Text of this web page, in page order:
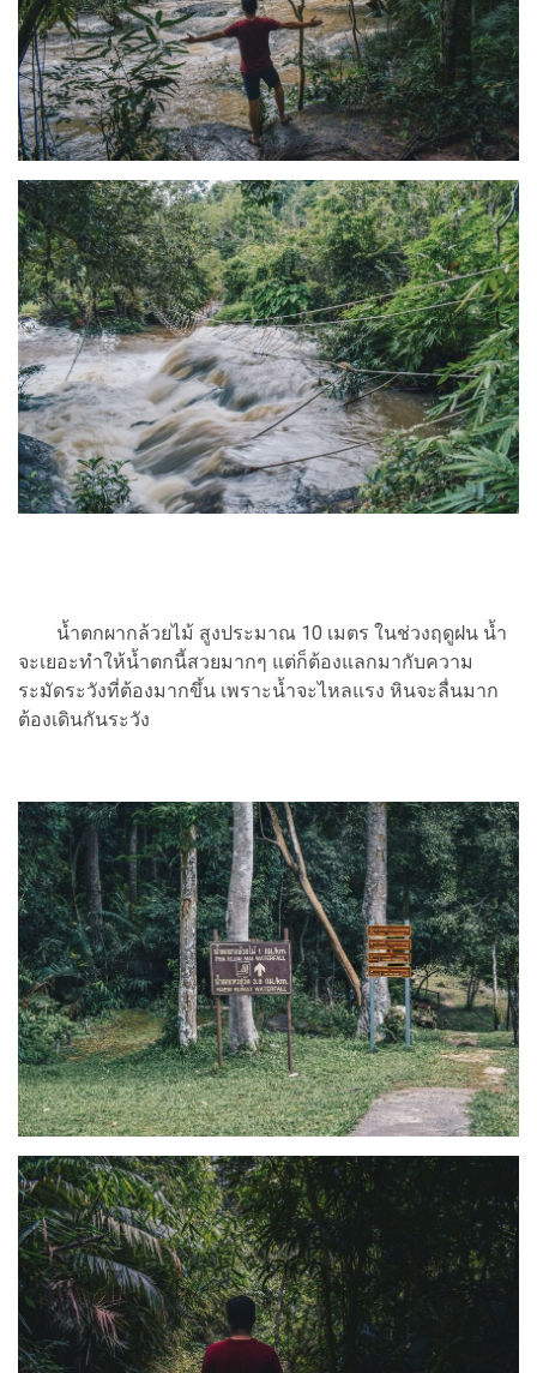
น้ำตกผากล้วยไม้ สูงประมาณ 10 เมตร ในช่วงฤดูฝน น้ำ
จะเยอะทำให้น้ำตกนี้สวยมากๆ แต่ก็ต้องแลกมากับความ
ระมัดระวังที่ต้องมากขึ้น เพราะน้ำจะไหลแรง หินจะลื่นมาก
ต้องเดินกันระวัง